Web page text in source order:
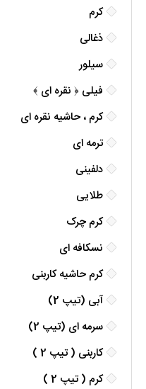
کرم
ذغالی
سیلور
فیلی ﴿ نقره ای ﴾
کرم ، حاشیه نقره ای
ترمه ای
دلفینی
طلایی
کرم چرک
نسکافه ای
کرم حاشیه کاربنی
آبی (تیپ 2)
سرمه ای (تیپ 2)
کاربنی ( تیپ 2 )
کرم ( تیپ 2 )